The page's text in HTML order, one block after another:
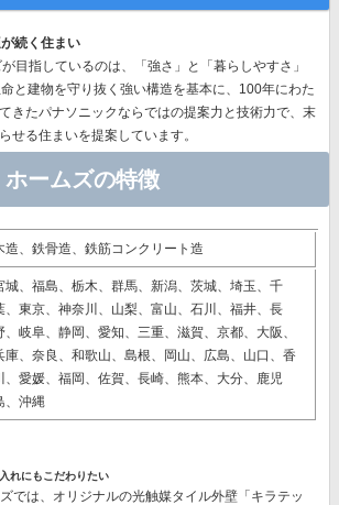
続く住まい
目指しているのは、「強さ」と「暮らしやすさ」
と建物を守り抜く強い構造を基本に、 100年にわた
きたパナソニックならではの提案力と技術力で、末
せる住まいを提案しています。
ームズの特徴
造、鉄骨造、鉄筋コンクリート造
城、福島、栃木、群馬、新潟、茨城、埼玉、千
、東京、神奈川、山梨、富山、石川、福井、長
、岐阜、静岡、愛知、三重、滋賀、京都、大阪、
庫、奈良、和歌山、島根、岡山、広島、山口、香
、愛媛、福岡、佐賀、長崎、熊本、大分、鹿児
、沖縄
れにもこだわりたい
では、オリジナルの光触媒タイル外壁「キラテッ